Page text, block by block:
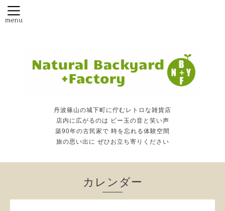
丹波篠山の城下町に佇むレトロな雑貨店
店内に広がるのは ビー玉の音と笑い声
築90年の古民家で 時を忘れる体験空間
旅の思い出に ぜひお立ち寄りください
カレンダー